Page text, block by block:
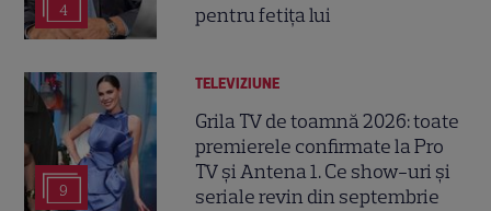
4
pentru fetița lui
9
TELEVIZIUNE
Grila TV de toamnă 2026: toate
premierele confirmate la Pro
TV și Antena 1. Ce show-uri și
seriale revin din septembrie